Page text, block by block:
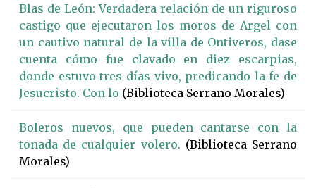
Blas de León: Verdadera relación de un riguroso
castigo que ejecutaron los moros de Argel con
un cautivo natural de la villa de Ontiveros, dase
cuenta cómo fue clavado en diez escarpias,
donde estuvo tres días vivo, predicando la fe de
Jesucristo. Con lo (Biblioteca Serrano Morales)
Boleros nuevos, que pueden cantarse con la
tonada de cualquier volero. (Biblioteca Serrano
Morales)